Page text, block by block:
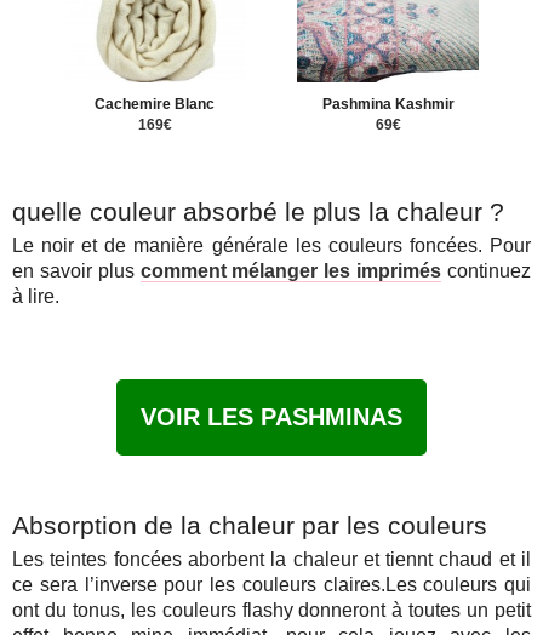
Cachemire Blanc
169€
Pashmina Kashmir
69€
quelle couleur absorbé le plus la chaleur ?
Le noir et de manière générale les couleurs foncées. Pour
en savoir plus comment mélanger les imprimés continuez
à lire.
VOIR LES PASHMINAS
Absorption de la chaleur par les couleurs
Les teintes foncées aborbent la chaleur et tiennt chaud et il
ce sera l’inverse pour les couleurs claires.Les couleurs qui
ont du tonus, les couleurs flashy donneront à toutes un petit